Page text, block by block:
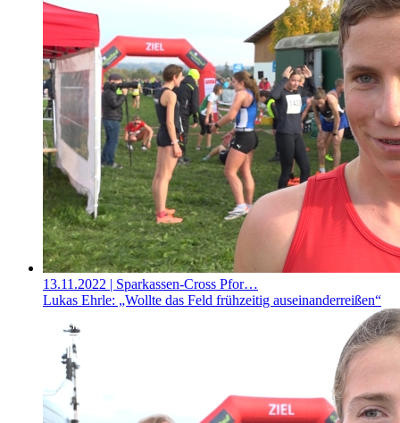
13.11.2022 | Sparkassen-Cross Pfor…
Lukas Ehrle: „Wollte das Feld frühzeitig auseinanderreißen“